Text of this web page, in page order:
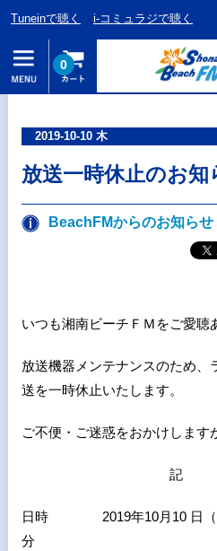
Tuneinで聴く i-コミュラジで聴く
0
2019-10-10 木
放送一時休止のお知
BeachFMからのお知らせ
いつも湘南ビーチＦＭをご愛聴
放送機器メンテナンスのため、
送を一時休止いたします。
ご不便・ご迷惑をおかけします
記
日時 2019年10月10 日（
分